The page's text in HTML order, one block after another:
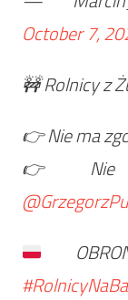
October 7,
🚧 Rolnicy z
👉 Nie ma
👉 Nie